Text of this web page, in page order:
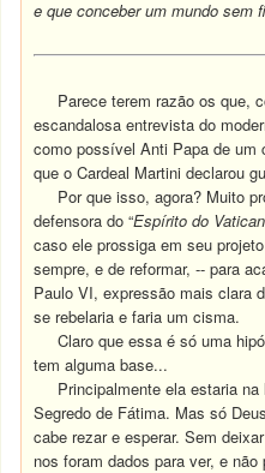
e que conceber um mundo sem
Parece terem razão os que,
escandalosa entrevista do
como possível Anti Papa de um
que o Cardeal Martini declarou
Por que isso, agora? Muito
defensora do “Espírito do
caso ele prossiga em seu
sempre, e de reformar, -- para
Paulo VI, expressão mais clara
se rebelaria e faria um cisma.
Claro que essa é só uma
tem alguma base...
Principalmente ela estaria na
Segredo de Fátima. Mas só
cabe rezar e esperar. Sem
nos foram dados para ver, e não